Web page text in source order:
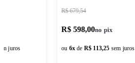
R$ 679,54
R$ 598,00
ou 6x de R$ 113,25 sem juros
juros